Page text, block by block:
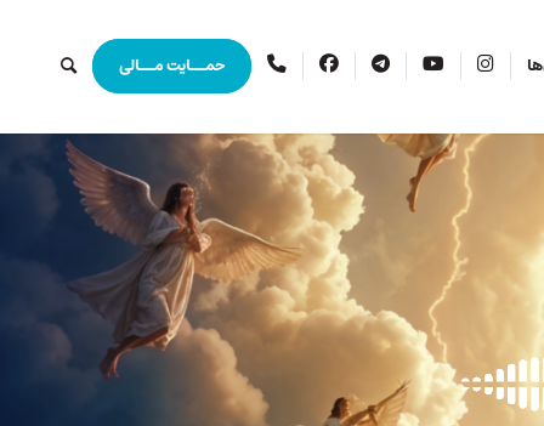
اینستاگرامیوتیوبتلگرام فیس
بوک
ارتباط
ما
حمــایت مــالی